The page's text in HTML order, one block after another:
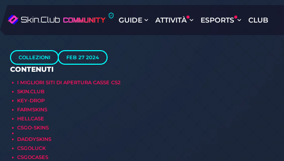
GUIDE ATTIVITÀ ESPORTS CLUB
COLLEZIONI FEB 27 2024
CONTENUTI
I MIGLIORI SITI DI APERTURA CASSE CS2
SKIN.CLUB
KEY-DROP
FARMSKINS
HELLCASE
CSGO-SKINS
DADDYSKINS
CSGOLUCK
CSGOCASES